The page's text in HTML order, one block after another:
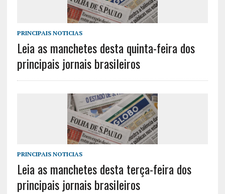
PRINCIPAIS NOTICIAS
Leia as manchetes desta quinta-feira dos
principais jornais brasileiros
PRINCIPAIS NOTICIAS
Leia as manchetes desta terça-feira dos
principais jornais brasileiros